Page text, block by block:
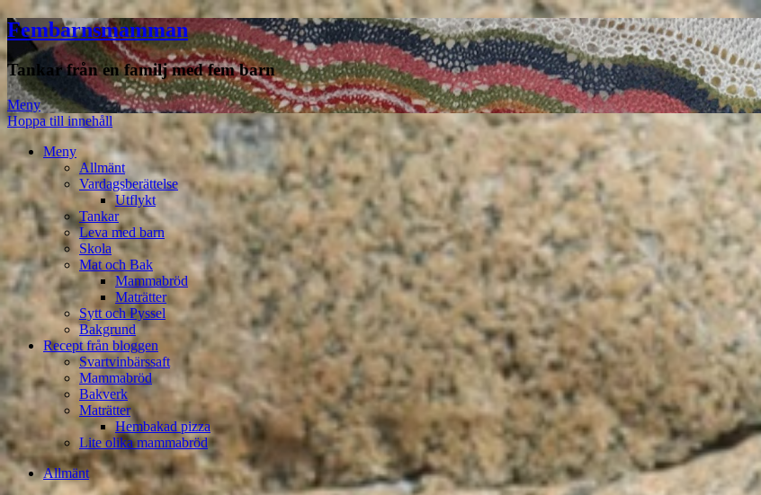
Fembarnsmamman
Tankar från en familj med fem barn
Meny
Hoppa till innehåll
Meny
Allmänt
Vardagsberättelse
Utflykt
Tankar
Leva med barn
Skola
Mat och Bak
Mammabröd
Maträtter
Sytt och Pyssel
Bakgrund
Recept från bloggen
Svartvinbärssaft
Mammabröd
Bakverk
Maträtter
Hembakad pizza
Lite olika mammabröd
Allmänt